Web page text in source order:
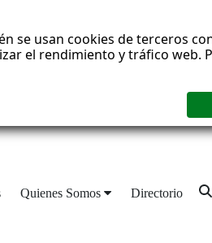
se usan cookies de terceros
el rendimiento y tráfico web.
Quienes Somos Directorio